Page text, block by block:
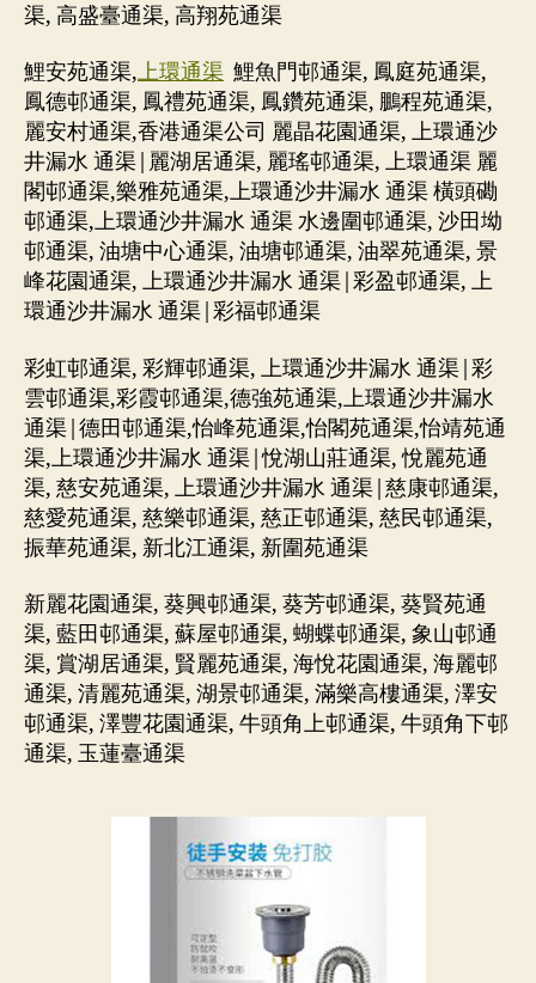
渠, 高盛臺通渠, 高翔苑通渠
鯉安苑通渠,上環通渠 鯉魚門邨通渠, 鳳庭苑通渠,
鳳德邨通渠, 鳳禮苑通渠, 鳳鑽苑通渠, 鵬程苑通渠,
麗安村通渠,香港通渠公司 麗晶花園通渠, 上環通沙
井漏水 通渠|麗湖居通渠, 麗瑤邨通渠, 上環通渠 麗
閣邨通渠,樂雅苑通渠,上環通沙井漏水 通渠 橫頭磡
邨通渠,上環通沙井漏水 通渠 水邊圍邨通渠, 沙田坳
邨通渠, 油塘中心通渠, 油塘邨通渠, 油翠苑通渠, 景
峰花園通渠, 上環通沙井漏水 通渠|彩盈邨通渠, 上
環通沙井漏水 通渠|彩福邨通渠
彩虹邨通渠, 彩輝邨通渠, 上環通沙井漏水 通渠|彩
雲邨通渠,彩霞邨通渠,德強苑通渠,上環通沙井漏水
通渠|德田邨通渠,怡峰苑通渠,怡閣苑通渠,怡靖苑通
渠,上環通沙井漏水 通渠|悅湖山莊通渠, 悅麗苑通
渠, 慈安苑通渠, 上環通沙井漏水 通渠|慈康邨通渠,
慈愛苑通渠, 慈樂邨通渠, 慈正邨通渠, 慈民邨通渠,
振華苑通渠, 新北江通渠, 新圍苑通渠
新麗花園通渠, 葵興邨通渠, 葵芳邨通渠, 葵賢苑通
渠, 藍田邨通渠, 蘇屋邨通渠, 蝴蝶邨通渠, 象山邨通
渠, 賞湖居通渠, 賢麗苑通渠, 海悅花園通渠, 海麗邨
通渠, 清麗苑通渠, 湖景邨通渠, 滿樂高樓通渠, 澤安
邨通渠, 澤豐花園通渠, 牛頭角上邨通渠, 牛頭角下邨
通渠, 玉蓮臺通渠